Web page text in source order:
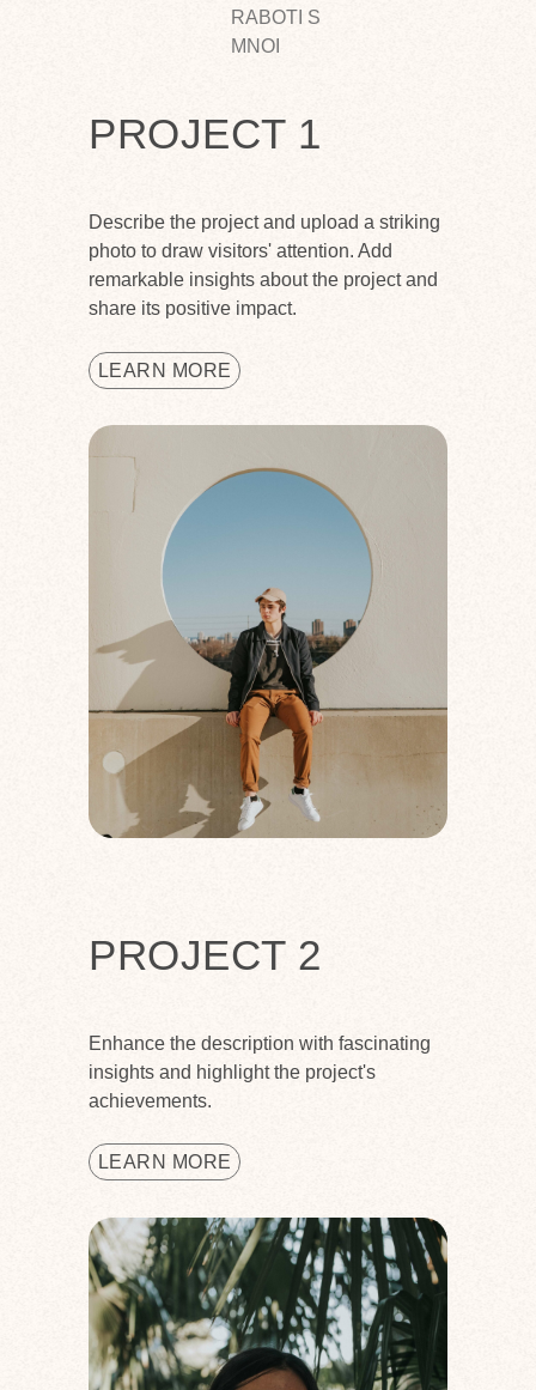
RABOTI S
MNOI
PROJECT 1
Describe the project and upload a striking
photo to draw visitors' attention. Add
remarkable insights about the project and
share its positive impact.
LEARN MORE
PROJECT 2
Enhance the description with fascinating
insights and highlight the project's
achievements.
LEARN MORE